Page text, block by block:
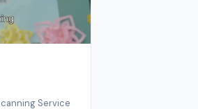
Service